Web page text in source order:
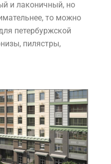
и лаконичный, но
то можно
петербуржской
пилястры,